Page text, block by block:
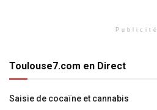
Publicité
Toulouse7.com en Direct
Saisie de cocaïne et cannabis